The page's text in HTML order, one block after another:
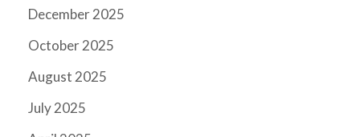
December 2025
October 2025
August 2025
July 2025